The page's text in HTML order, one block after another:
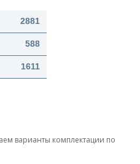
2881
588
1611
варианты комплектации по